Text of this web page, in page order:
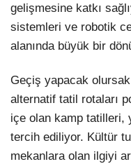
gelişmesine katkı
sistemleri ve robotik
alanında büyük bir
Geçiş yapacak
alternatif tatil rotaları
içe olan kamp tatilleri,
tercih ediliyor. Kültür
mekanlara olan ilgiyi